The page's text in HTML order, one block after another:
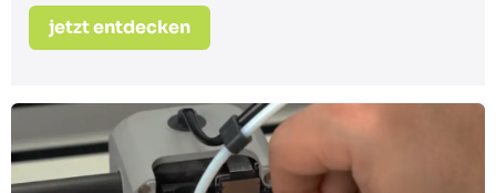
jetzt entdecken